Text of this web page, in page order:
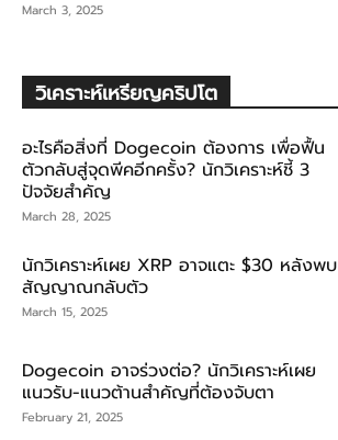
March 3, 2025
วิเคราะห์เหรียญคริปโต
อะไรคือสิ่งที่ Dogecoin ต้องการ เพื่อฟื้น
ตัวกลับสู่จุดพีคอีกครั้ง? นักวิเคราะห์ชี้ 3
ปัจจัยสำคัญ
March 28, 2025
นักวิเคราะห์เผย XRP อาจแตะ $30 หลังพบ
สัญญาณกลับตัว
March 15, 2025
Dogecoin อาจร่วงต่อ? นักวิเคราะห์เผย
แนวรับ-แนวต้านสำคัญที่ต้องจับตา
February 21, 2025